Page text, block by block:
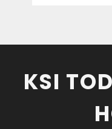
KSI